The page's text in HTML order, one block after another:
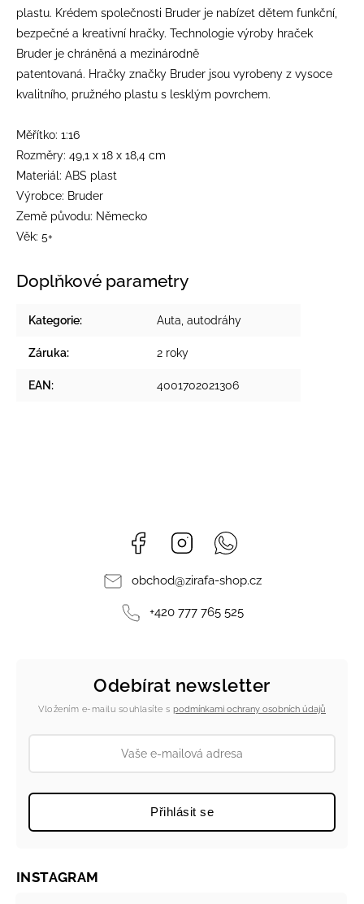
plastu. Krédem společnosti Bruder je nabízet dětem funkční,
bezpečné a kreativní hračky. Technologie výroby hraček
Bruder je chráněná a mezinárodně
patentovaná. Hračky značky Bruder jsou vyrobeny z vysoce
kvalitního, pružného plastu s lesklým povrchem.
Měřítko: 1:16
Rozměry: 49,1 x 18 x 18,4 cm
Materiál: ABS plast
Výrobce: Bruder
Země původu: Německo
Věk: 5+
Doplňkové parametry
Kategorie: Auta, autodráhy
Záruka: 2 roky
EAN: 4001702021306
Facebook Instagram
obchod@zirafa-shop.cz
+420 777 765 525
Odebírat newsletter
Vložením e-mailu souhlasíte s podmínkami ochrany osobních údajů
Přihlásit se
INSTAGRAM